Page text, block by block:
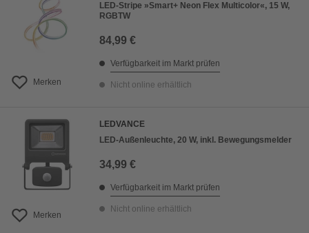
Merken
LED-Stripe »Smart+ Neon Flex Multicolor«, 15 W,
RGBTW
84,99 €
Verfügbarkeit im Markt prüfen
Nicht online erhältlich
Merken
LEDVANCE
LED-Außenleuchte, 20 W, inkl. Bewegungsmelder
34,99 €
Verfügbarkeit im Markt prüfen
Nicht online erhältlich